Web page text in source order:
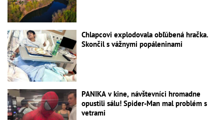
Chlapcovi explodovala obľúbená hračka.
Skončil s vážnymi popáleninami
PANIKA v kine, návštevníci hromadne
opustili sálu! Spider-Man mal problém s
vetrami